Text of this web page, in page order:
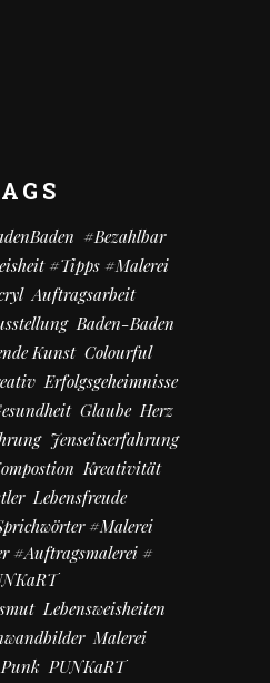
#bezahlbar
#Tipps #Malerei
Auftragsarbeit
Baden-Baden
Kunst Colourful
Erfolgsgeheimnisse
Glaube Herz
Jenseitserfahrung
Kreativität
Lebensfreude
#Malerei
#Auftragsmalerei #
Lebensweisheiten
Malerei
Punk PUNKaRT